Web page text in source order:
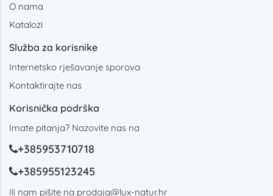
O nama
Katalozi
Služba za korisnike
Internetsko rješavanje sporova
Kontaktirajte nas
Korisnička podrška
Imate pitanja? Nazovite nas na
+385953710718
+385955123245
Ili nam pišite na prodaja@lux-natur.hr